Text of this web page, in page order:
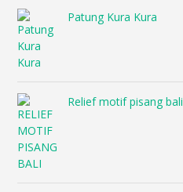
Patung Kura Kura
Relief motif pisang bali